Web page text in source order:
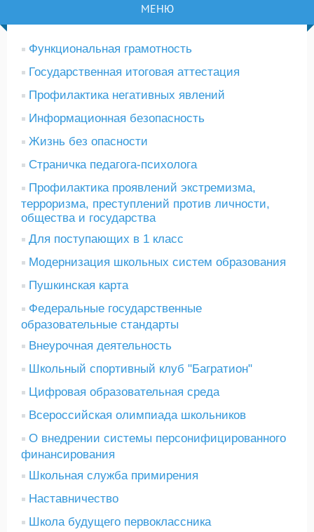
МЕНЮ
Функциональная грамотность
Государственная итоговая аттестация
Профилактика негативных явлений
Информационная безопасность
Жизнь без опасности
Страничка педагога-психолога
Профилактика проявлений экстремизма,
терроризма, преступлений против личности,
общества и государства
Для поступающих в 1 класс
Модернизация школьных систем образования
Пушкинская карта
Федеральные государственные
образовательные стандарты
Внеурочная деятельность
Школьный спортивный клуб "Багратион"
Цифровая образовательная среда
Всероссийская олимпиада школьников
О внедрении системы персонифицированного
финансирования
Школьная служба примирения
Наставничество
Школа будущего первоклассника